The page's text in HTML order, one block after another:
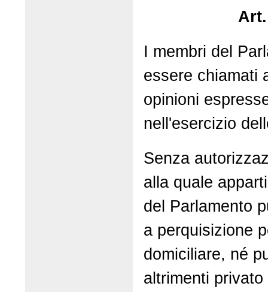
I membri del
essere chiamati
opinioni
nell'esercizio
Senza
alla quale
del Parlamento
a perquisizione
domiciliare, né
altrimenti